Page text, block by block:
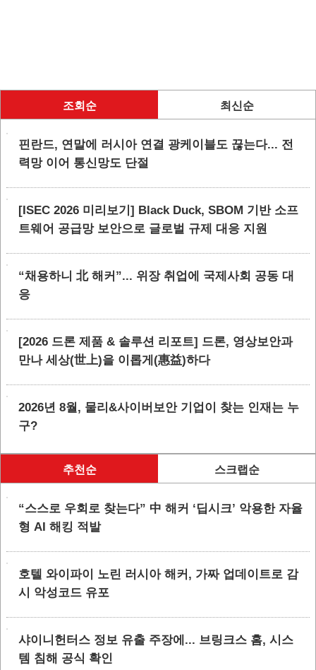
조회순 최신순
핀란드, 연말에 러시아 연결 광케이블도 끊는다... 전
력망 이어 통신망도 단절
[ISEC 2026 미리보기] Black Duck, SBOM 기반 소프
트웨어 공급망 보안으로 글로벌 규제 대응 지원
“채용하니 北 해커”... 위장 취업에 국제사회 공동 대
응
[2026 드론 제품 & 솔루션 리포트] 드론, 영상보안과
만나 세상(世上)을 이롭게(惠益)하다
2026년 8월, 물리&사이버보안 기업이 찾는 인재는 누
구?
추천순 스크랩순
“스스로 우회로 찾는다” 中 해커 ‘딥시크’ 악용한 자율
형 AI 해킹 적발
호텔 와이파이 노린 러시아 해커, 가짜 업데이트로 감
시 악성코드 유포
샤이니헌터스 정보 유출 주장에... 브링크스 홈, 시스
템 침해 공식 확인